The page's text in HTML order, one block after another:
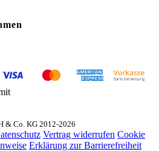
& Co. KG 2012-2026
Vertrag widerrufen Cookie
Erklärung zur Barrierefreiheit